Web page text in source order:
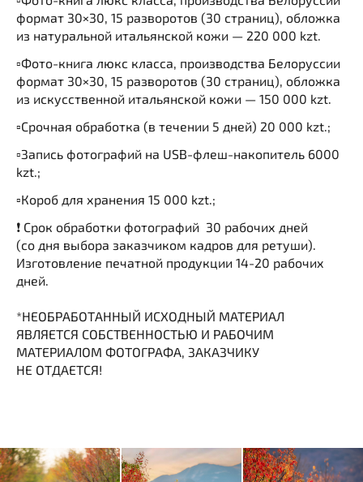
формат 30×30, 15 разворотов (30 страниц), обложка
из натуральной итальянской кожи — 220 000 kzt.
▫️Фото-книга люкс класса, производства Белоруссии
формат 30×30, 15 разворотов (30 страниц), обложка
из искусственной итальянской кожи — 150 000 kzt.
▫️Срочная обработка (в течении 5 дней) 20 000 kzt.;
▫️Запись фотографий на USB-флеш-накопитель 6000
kzt.;
▫️Короб для хранения 15 000 kzt.;
❗️ Срок обработки фотографий 30 рабочих дней
(со дня выбора заказчиком кадров для ретуши).
Изготовление печатной продукции 14-20 рабочих
дней.
*НЕОБРАБОТАННЫЙ ИСХОДНЫЙ МАТЕРИАЛ
ЯВЛЯЕТСЯ СОБСТВЕННОСТЬЮ И РАБОЧИМ
МАТЕРИАЛОМ ФОТОГРАФА, ЗАКАЗЧИКУ
НЕ ОТДАЕТСЯ!